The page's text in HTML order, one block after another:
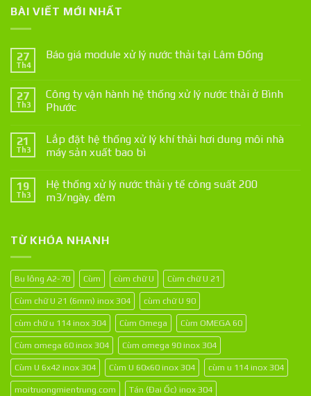
BÀI VIẾT MỚI NHẤT
27
Th4
Báo giá module xử lý nước thải tại Lâm Đồng
27
Th3
Công ty vận hành hệ thống xử lý nước thải ở Bình
Phước
21
Th3
Lắp đặt hệ thống xử lý khí thải hơi dung môi nhà
máy sản xuất bao bì
19
Th3
Hệ thống xử lý nước thải y tế công suất 200
m3/ngày. đêm
TỪ KHÓA NHANH
Bu lông A2-70 Cùm cùm chữ U Cùm chữ U 21
Cùm chữ U 21 (6mm) inox 304 cùm chữ U 90
cùm chữ u 114 inox 304 Cùm Omega Cùm OMEGA 60
Cùm omega 60 inox 304 Cùm omega 90 inox 304
Cùm U 6x42 inox 304 Cùm U 60x60 inox 304 cùm u 114 inox 304
moitruongmientrung.com Tán (Đai Ốc) inox 304